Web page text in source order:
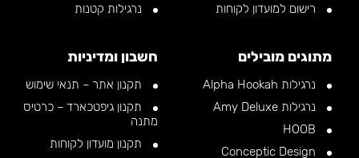
רישום למועדון לקוחות
נרגילות קטנות
מתוגים מובילים
נרגילות Alpha Hookah
נרגילות Amy Deluxe
חשבון ומדיניות
תקנון אתר – תנאי שימוש
תקנון גיפטכארד – כרטיס
מתנה
תקנון מועדון לקוחות